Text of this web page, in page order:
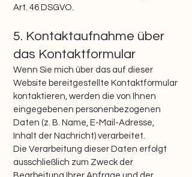
Art. 46 DSGVO.
5. Kontaktaufnahme über
das Kontaktformular
Wenn Sie mich über das auf dieser
Website bereitgestellte Kontaktformular
kontaktieren, werden die von Ihnen
eingegebenen personenbezogenen
Daten (z. B. Name, E-Mail-Adresse,
Inhalt der Nachricht) verarbeitet.
Die Verarbeitung dieser Daten erfolgt
ausschließlich zum Zweck der